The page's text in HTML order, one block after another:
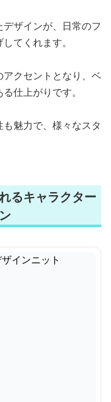
ザインが、日常のフ
てくれます。
クセントとなり、ベ
仕上がりです。
魅力で、様々なスタ
るキャラクター